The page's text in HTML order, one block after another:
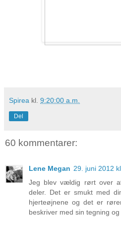
Spirea kl. 9:20:00 a.m.
Del
60 kommentarer:
Lene Megan 29. juni 2012
Jeg blev vældig rørt over
deler. Det er smukt med
hjerteøjnene og det er
beskriver med sin tegning